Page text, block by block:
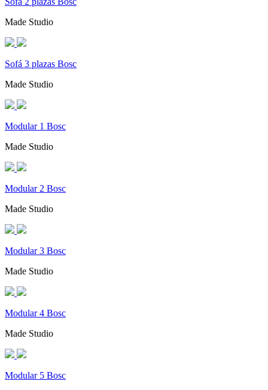
Made Studio
Sofá 3 plazas Bosc
Made Studio
Modular 1 Bosc
Made Studio
Modular 2 Bosc
Made Studio
Modular 3 Bosc
Made Studio
Modular 4 Bosc
Made Studio
Modular 5 Bosc